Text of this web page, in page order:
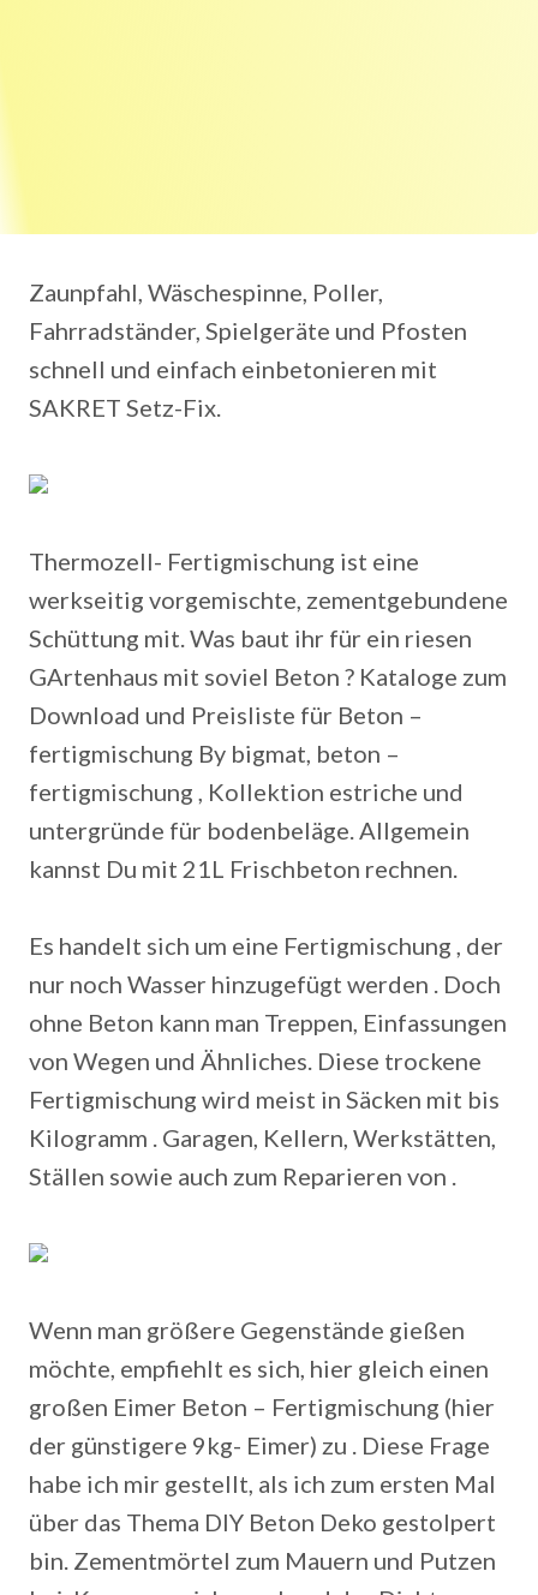
Zaunpfahl, Wäschespinne, Poller,
Fahrradständer, Spielgeräte und Pfosten
schnell und einfach einbetonieren mit
SAKRET Setz-Fix.
Thermozell- Fertigmischung ist eine
werkseitig vorgemischte, zementgebundene
Schüttung mit. Was baut ihr für ein riesen
GArtenhaus mit soviel Beton ? Kataloge zum
Download und Preisliste für Beton –
fertigmischung By bigmat, beton –
fertigmischung , Kollektion estriche und
untergründe für bodenbeläge. Allgemein
kannst Du mit 21L Frischbeton rechnen.
Es handelt sich um eine Fertigmischung , der
nur noch Wasser hinzugefügt werden . Doch
ohne Beton kann man Treppen, Einfassungen
von Wegen und Ähnliches. Diese trockene
Fertigmischung wird meist in Säcken mit bis
Kilogramm . Garagen, Kellern, Werkstätten,
Ställen sowie auch zum Reparieren von .
Wenn man größere Gegenstände gießen
möchte, empfiehlt es sich, hier gleich einen
großen Eimer Beton – Fertigmischung (hier
der günstigere 9kg- Eimer) zu . Diese Frage
habe ich mir gestellt, als ich zum ersten Mal
über das Thema DIY Beton Deko gestolpert
bin. Zementmörtel zum Mauern und Putzen